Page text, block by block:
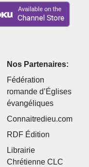
Nos Partenaires:
Fédération
romande d’Églises
évangéliques
Connaitredieu.com
RDF Édition
Librairie
Chrétienne CLC